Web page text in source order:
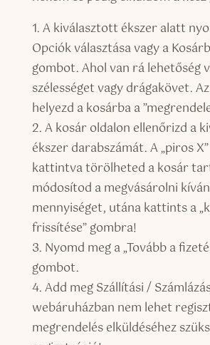
1. A kiválasztott ékszer alatt
Opciók választása vagy a
gombot. Ahol van rá lehetőség
szélességet vagy drágakövet.
helyezd a kosárba a
2. A kosár oldalon ellenőrizd a
ékszer darabszámát. A „piros
kattintva törölheted a kosár
módosítod a megvásárolni
mennyiséget, utána kattints a
frissítése” gombra!
3. Nyomd meg a „Tovább a
gombot.
4. Add meg Szállítási /
webáruházban nem lehet
megrendelés elküldéséhez